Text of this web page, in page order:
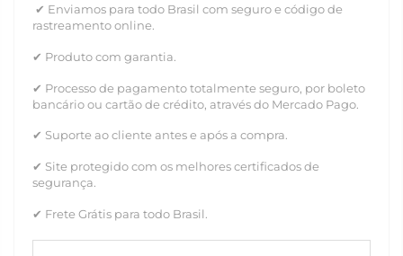
✔ Enviamos para todo Brasil com seguro e código de
rastreamento online.
✔ Produto com garantia.
✔ Processo de pagamento totalmente seguro, por boleto
bancário ou cartão de crédito, através do Mercado Pago.
✔ Suporte ao cliente antes e após a compra.
✔ Site protegido com os melhores certificados de
segurança.
✔ Frete Grátis para todo Brasil.